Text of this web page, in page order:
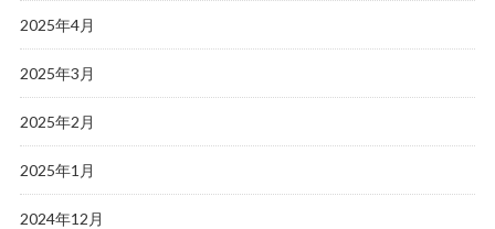
2025年4月
2025年3月
2025年2月
2025年1月
2024年12月